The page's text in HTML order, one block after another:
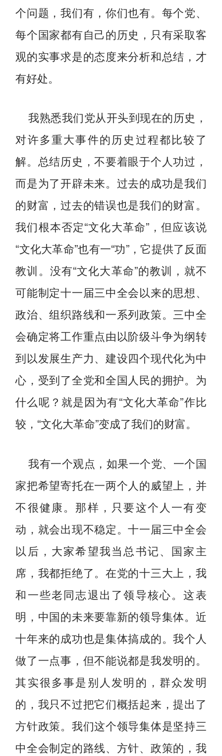
个问题，我们有，你们也有。每个党、
每个国家都有自己的历史，只有采取客
观的实事求是的态度来分析和总结，才
有好处。
我熟悉我们党从开头到现在的历史，
对许多重大事件的历史过程都比较了
解。总结历史，不要着眼于个人功过，
而是为了开辟未来。过去的成功是我们
的财富，过去的错误也是我们的财富。
我们根本否定“文化大革命”，但应该说
“文化大革命”也有一“功”，它提供了反面
教训。没有“文化大革命”的教训，就不
可能制定十一届三中全会以来的思想、
政治、组织路线和一系列政策。三中全
会确定将工作重点由以阶级斗争为纲转
到以发展生产力、建设四个现代化为中
心，受到了全党和全国人民的拥护。为
什么呢？就是因为有“文化大革命”作比
较，“文化大革命”变成了我们的财富。
我有一个观点，如果一个党、一个国
家把希望寄托在一两个人的威望上，并
不很健康。那样，只要这个人一有变
动，就会出现不稳定。十一届三中全会
以后，大家希望我当总书记、国家主
席，我都拒绝了。在党的十三大上，我
和一些老同志退出了领导核心。这表
明，中国的未来要靠新的领导集体。近
十年来的成功也是集体搞成的。我个人
做了一点事，但不能说都是我发明的。
其实很多事是别人发明的，群众发明
的，我只不过把它们概括起来，提出了
方针政策。我们这个领导集体是坚持三
中全会制定的路线、方针、政策的，我